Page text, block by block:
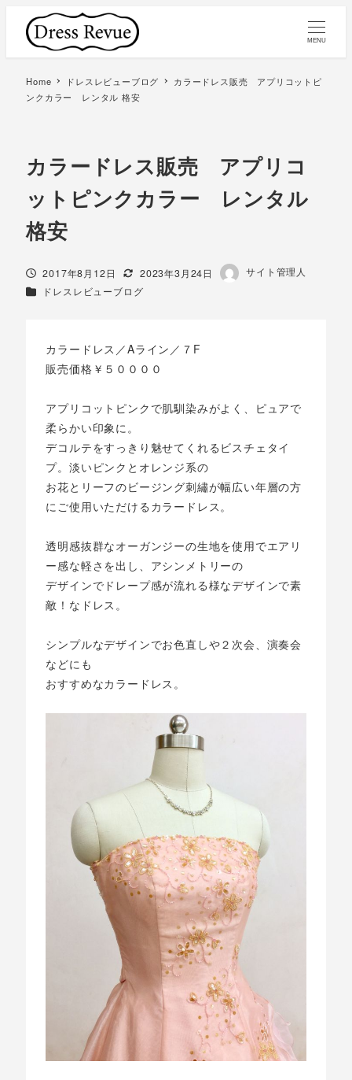
MENU
Home ドレスレビューブログ
カラードレス販売 アプリコットピ
ンクカラー レンタル 格安
カラードレス販売 アプリコ
ットピンクカラー レンタル
格安
投稿日
2017年8月12日 更新日
2023年3月24日
著
サイト管理人
カテゴリー
ドレスレビューブログ
カラードレス／Aライン／７F
販売価格￥５００００
アプリコットピンクで肌馴染みがよく、ピュアで
柔らかい印象に。
デコルテをすっきり魅せてくれるビスチェタイ
プ。淡いピンクとオレンジ系の
お花とリーフのビージング刺繡が幅広い年層の方
にご使用いただけるカラードレス。
透明感抜群なオーガンジーの生地を使用でエアリ
ー感な軽さを出し、アシンメトリーの
デザインでドレープ感が流れる様なデザインで素
敵！なドレス。
シンプルなデザインでお色直しや２次会、演奏会
などにも
おすすめなカラードレス。